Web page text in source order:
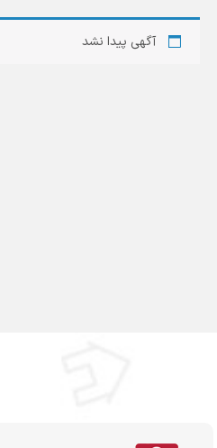
آگهی پیدا نشد